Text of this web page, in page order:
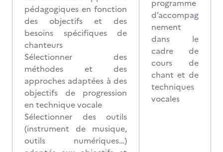
pédagogiques en fonction
des objectifs et des
besoins spécifiques de
chanteurs
Sélectionner des
méthodes et des
approches adaptées à des
objectifs de progression
en technique vocale
Sélectionner des outils
(instrument de musique,
outils numériques…)
programme
d’accompag
nement
dans le
cadre de
cours de
chant et de
techniques
vocales